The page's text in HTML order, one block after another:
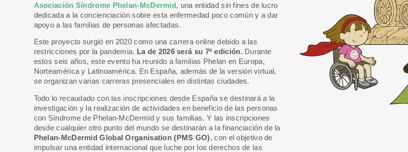
Asociación Síndrome Phelan-McDermid, una entidad sin fines de lucro
dedicada a la concienciación sobre esta enfermedad poco común y a dar
apoyo a las familias de personas afectadas.
Este proyecto surgió en 2020 como una carrera online debido a las
restricciones por la pandemia. La de 2026 será su 7ª edición. Durante
estos seis años, este evento ha reunido a familias Phelan en Europa,
Norteamérica y Latinoamérica. En España, además de la versión virtual,
se organizan varias carreras presenciales en distintas ciudades.
Todo lo recaudado con las inscripciones desde España se destinará a la
investigación y la realización de actividades en beneficio de las personas
con Síndrome de Phelan-McDermid y sus familias. Y las inscripciones
desde cualquier otro punto del mundo se destinarán a la financiación de la
Phelan-McDermid Global Organisation (PMS GO), con el objetivo de
impulsar una entidad internacional que luche por los derechos de las